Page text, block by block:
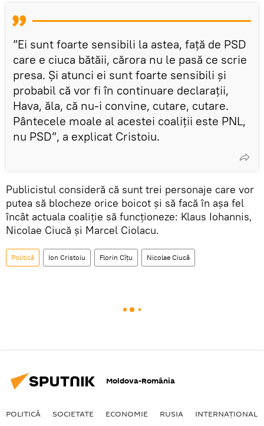
”Ei sunt foarte sensibili la astea, faţă de PSD
care e ciuca bătăii, cărora nu le pasă ce scrie
presa. Şi atunci ei sunt foarte sensibili şi
probabil că vor fi în continuare declaraţii,
Hava, ăla, că nu-i convine, cutare, cutare.
Pântecele moale al acestei coaliţii este PNL,
nu PSD”, a explicat Cristoiu.
Publicistul consideră că sunt trei personaje care vor
putea să blocheze orice boicot şi să facă în aşa fel
încât actuala coaliţie să funcţioneze: Klaus Iohannis,
Nicolae Ciucă şi Marcel Ciolacu.
Politică Ion Cristoiu Florin Cîţu Nicolae Ciucă
Moldova-România
POLITICĂ SOCIETATE ECONOMIE RUSIA INTERNAŢIONAL